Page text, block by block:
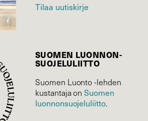
Tilaa uutiskirje
SUOMEN LUONNON­
SUOJELU­LIITTO
Suomen Luonto -lehden
kustantaja onSuomen
luonnonsuojelu­liitto.